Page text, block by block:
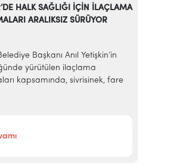
HALK SAĞLIĞI İÇİN İLAÇLAMA
ARALIKSIZ SÜRÜYOR
Başkanı Anıl Yetişkin’in
yürütülen ilaçlama
kapsamında, sivrisinek, fare